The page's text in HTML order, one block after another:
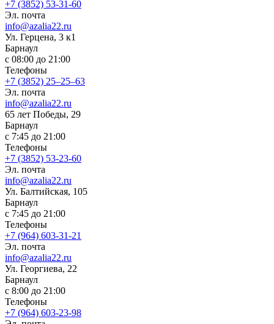
+7 (3852) 53-31-60
Эл. почта
info@azalia22.ru
Ул. ​Герцена, 3 к1
Барнаул
с 08:00 до 21:00
Телефоны
+7 (3852) 25‒25‒63
Эл. почта
info@azalia22.ru
65 лет Победы, 29
Барнаул
с 7:45 до 21:00
Телефоны
+7 (3852) 53-23-60
Эл. почта
info@azalia22.ru
Ул. Балтийская, 105
Барнаул
с 7:45 до 21:00
Телефоны
+7 (964) 603-31-21
Эл. почта
info@azalia22.ru
Ул. Георгиева, 22
Барнаул
с 8:00 до 21:00
Телефоны
+7 (964) 603-23-98